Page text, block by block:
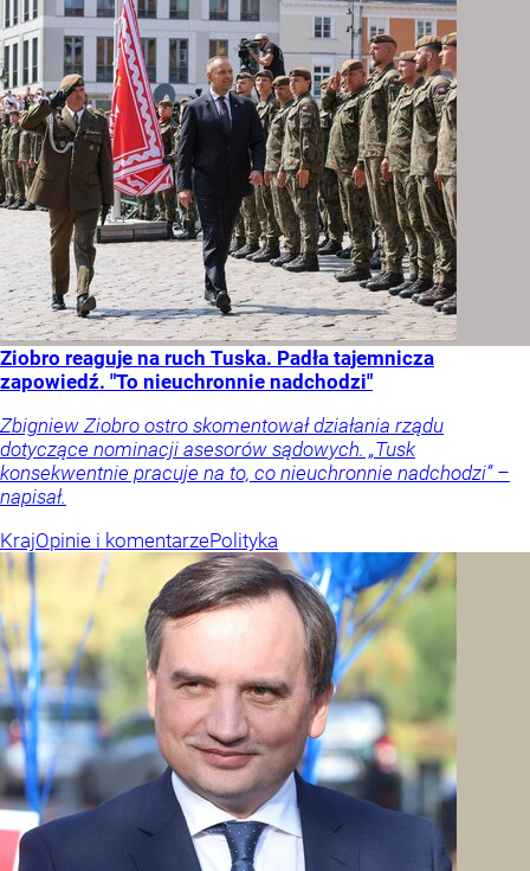
Ziobro reaguje na ruch Tuska. Padła tajemnicza
zapowiedź. "To nieuchronnie nadchodzi"
Zbigniew Ziobro ostro skomentował działania rządu
dotyczące nominacji asesorów sądowych. „Tusk
konsekwentnie pracuje na to, co nieuchronnie nadchodzi” –
napisał.
KrajOpinie i komentarzePolityka